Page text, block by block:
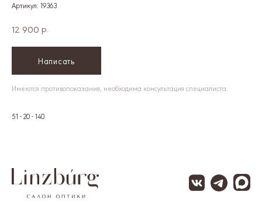
Артикул: 19363
12 900 р.
Написать
Имеются противопоказания, необходима консультация специалиста.
51 - 20 - 140